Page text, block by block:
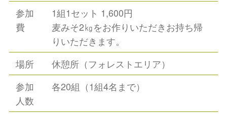
参加
費
1組1セット 1,600円
麦みそ2㎏をお作りいただきお持ち帰
りいただきます。
場所
休憩所（フォレストエリア）
参加
人数
各20組（1組4名まで）